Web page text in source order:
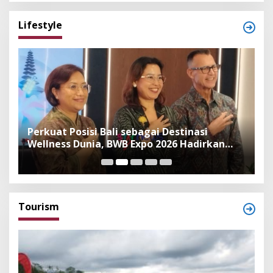
Lifestyle
Perkuat Posisi Bali sebagai Destinasi
Wellness Dunia, BWB Expo 2026 Hadirkan
Exhibitor Nasional dan Global
Tourism